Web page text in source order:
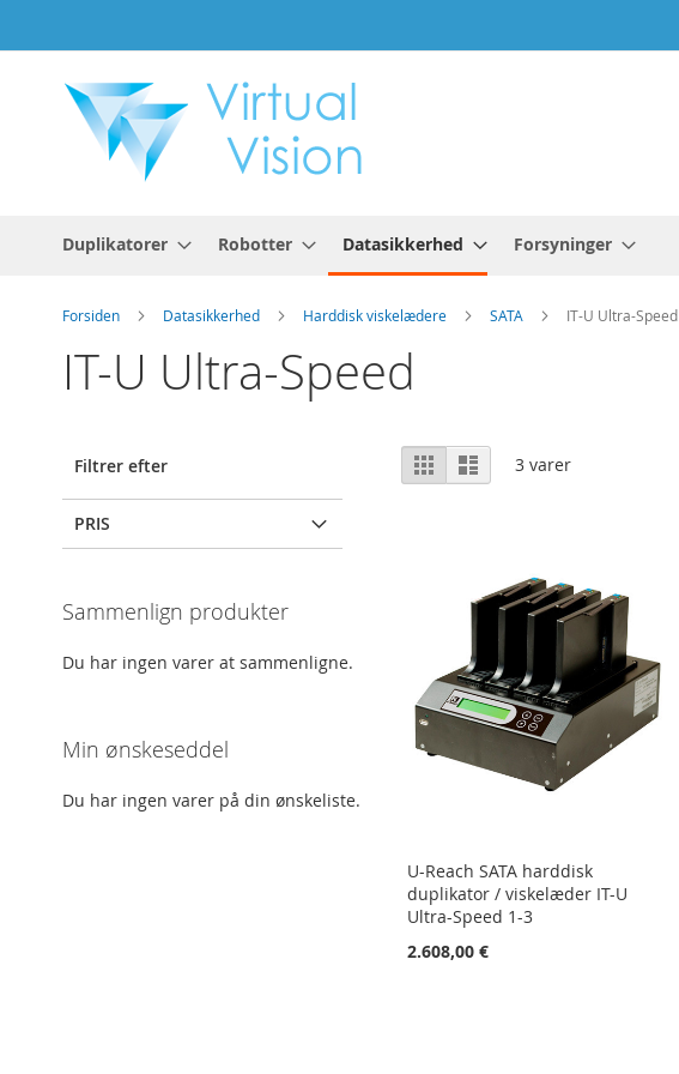
to
Duplikatorer Robotter Datasikkerhed Forsyninger
Forsiden Datasikkerhed Harddisk viskelædere SATA IT-U Ultra-Speed
IT-U Ultra-Speed
Vis
som
GitterListe 3 varer
U-Reach SATA harddisk
duplikator / viskelæder IT-U
Ultra-Speed 1-3
2.608,00 €
Filtrer efter
PRIS
Sammenlign produkter
Du har ingen varer at sammenligne.
Min ønskeseddel
Du har ingen varer på din ønskeliste.